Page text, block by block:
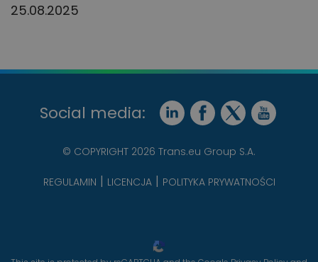
25.08.2025
Social media:
© COPYRIGHT 2026 Trans.eu Group S.A.
REGULAMIN LICENCJA POLITYKA PRYWATNOŚCI